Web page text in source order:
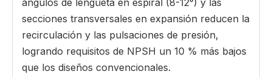
ángulos de lengüeta en espiral (8-12°) y las
secciones transversales en expansión reducen la
recirculación y las pulsaciones de presión,
logrando requisitos de NPSH un 10 % más bajos
que los diseños convencionales.